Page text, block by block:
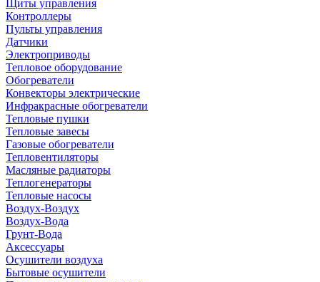
Щиты управления
Контроллеры
Пульты управления
Датчики
Электроприводы
Тепловое оборудование
Обогреватели
Конвекторы электрические
Инфракрасные обогреватели
Тепловые пушки
Тепловые завесы
Газовые обогреватели
Тепловентиляторы
Масляные радиаторы
Теплогенераторы
Тепловые насосы
Воздух-Воздух
Воздух-Вода
Грунт-Вода
Аксессуары
Осушители воздуха
Бытовые осушители